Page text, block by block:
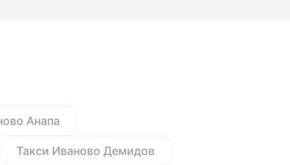
Анапа
Такси Иваново Демидов